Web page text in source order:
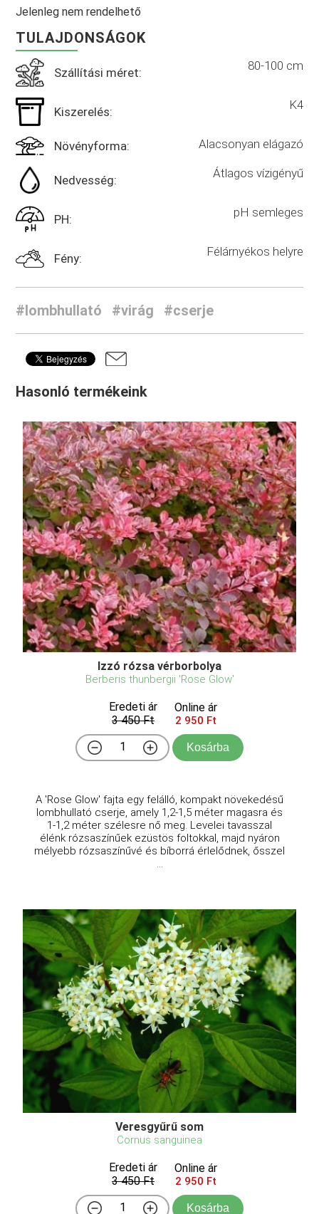
Jelenleg nem rendelhető
TULAJDONSÁGOK
Szállítási méret: 80-100 cm
Kiszerelés: K4
Növényforma: Alacsonyan elágazó
Nedvesség: Átlagos vízigényű
PH: pH semleges
Fény: Félárnyékos helyre
#lombhullató #virág #cserje
Hasonló termékeink
Izzó rózsa vérborbolya
Berberis thunbergii 'Rose Glow'
Eredeti ár
3 450 Ft
Online ár
2 950 Ft
Kosárba
A 'Rose Glow' fajta egy felálló, kompakt növekedésű
lombhullató cserje, amely 1,2-1,5 méter magasra és
1-1,2 méter szélesre nő meg. Levelei tavasszal
élénk rózsaszínűek ezüstös foltokkal, majd nyáron
mélyebb rózsaszínűvé és bíborrá érlelődnek, ősszel
...
Veresgyűrű som
Cornus sanguinea
Eredeti ár
3 450 Ft
Online ár
2 950 Ft
Kosárba